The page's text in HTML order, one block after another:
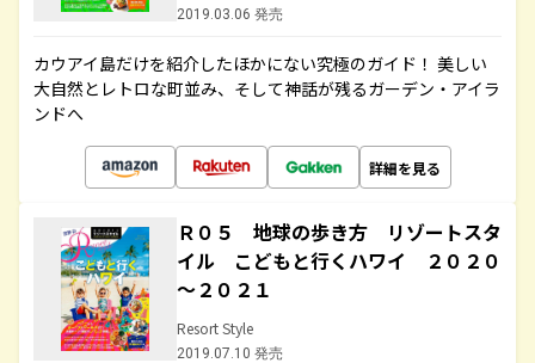
2019.03.06 発売
カウアイ島だけを紹介したほかにない究極のガイド！ 美しい
大自然とレトロな町並み、そして神話が残るガーデン・アイラ
ンドへ
詳細を見る
Ｒ０５ 地球の歩き方 リゾートスタ
イル こどもと行くハワイ ２０２０
～２０２１
Resort Style
2019.07.10 発売